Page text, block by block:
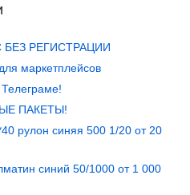
БЕЗ РЕГИСТРАЦИИ
маркетплейсов
ПАКЕТЫ!
рулон синяя 500 1/20 от 20
синий 50/1000 от 1 000